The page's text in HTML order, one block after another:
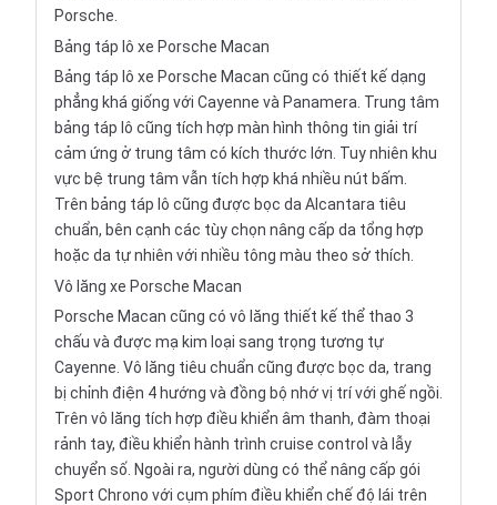
Porsche.
Bảng táp lô xe Porsche Macan
Bảng táp lô xe Porsche Macan cũng có thiết kế dạng
phẳng khá giống với Cayenne và Panamera. Trung tâm
bảng táp lô cũng tích hợp màn hình thông tin giải trí
cảm ứng ở trung tâm có kích thước lớn. Tuy nhiên khu
vực bệ trung tâm vẫn tích hợp khá nhiều nút bấm.
Trên bảng táp lô cũng được bọc da Alcantara tiêu
chuẩn, bên cạnh các tùy chọn nâng cấp da tổng hợp
hoặc da tự nhiên với nhiều tông màu theo sở thích.
Vô lăng xe Porsche Macan
Porsche Macan cũng có vô lăng thiết kế thể thao 3
chấu và được mạ kim loại sang trọng tương tự
Cayenne. Vô lăng tiêu chuẩn cũng được bọc da, trang
bị chỉnh điện 4 hướng và đồng bộ nhớ vị trí với ghế ngồi.
Trên vô lăng tích hợp điều khiển âm thanh, đàm thoại
rảnh tay, điều khiển hành trình cruise control và lẫy
chuyển số. Ngoài ra, người dùng có thể nâng cấp gói
Sport Chrono với cụm phím điều khiển chế độ lái trên